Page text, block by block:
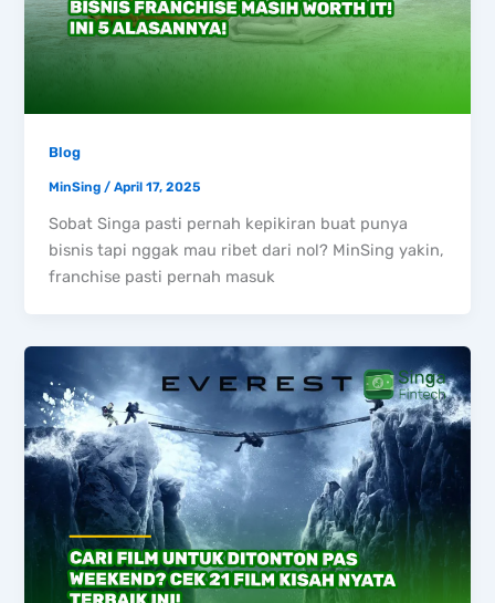
Blog
MinSing/April 17, 2025
Sobat Singa pasti pernah kepikiran buat punya
bisnis tapi nggak mau ribet dari nol? MinSing yakin,
franchise pasti pernah masuk